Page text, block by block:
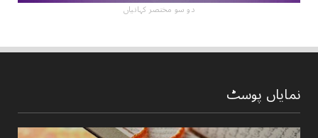
دو سو مختصر کہانیاں
نمایاں پوسٹ